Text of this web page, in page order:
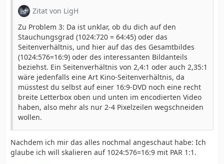
Zitat von LigH
Zu Problem 3: Da ist unklar, ob du dich auf den
Stauchungsgrad (1024:720 = 64:45) oder das
Seitenverhältnis, und hier auf das des Gesamtbildes
(1024:576=16:9) oder des interessanten Bildanteils
beziehst. Ein Seitenverhältnis von 2,4:1 oder auch 2,35:1
wäre jedenfalls eine Art Kino-Seitenverhältnis, da
müsstest du selbst auf einer 16:9-DVD noch eine recht
breite Letterbox oben und unten im encodierten Video
haben, also mehr als nur 2-4 Pixelzeilen wegschneiden
wollen.
Nachdem ich mir das alles nochmal angeschaut habe: Ich
glaube ich will skalieren auf 1024:576=16:9 mit PAR 1:1.